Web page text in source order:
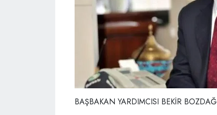
BAŞBAKAN YARDIMCISI BEKİR BOZDAĞ